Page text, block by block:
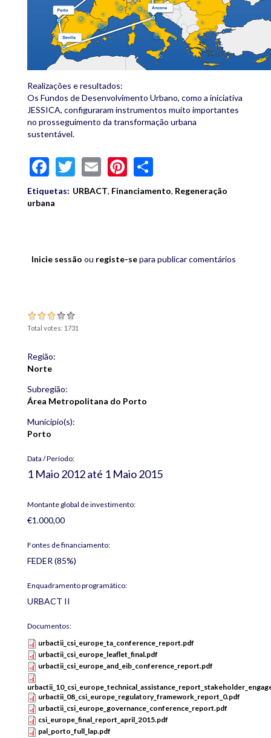
Realizações e resultados:
Os Fundos de Desenvolvimento Urbano, como a iniciativa
JESSICA, configuraram instrumentos muito importantes
no prosseguimento da transformação urbana
sustentável.
Facebook
Twitter
EmailPinterest
Etiquetas: URBACT, Financiamento, Regeneração
urbana
Inicie sessão ou registe-separa publicar comentários
Total votes: 1731
Região:
Norte
Subregião:
Área Metropolitana do Porto
Município(s):
Porto
Data / Período:
1 Maio 2012até 1 Maio 2015
Montante global de investimento:
€1.000,00
Fontes de financiamento:
FEDER (85%)
Enquadramento programático:
URBACT II
Documentos:
urbactii_csi_europe_ta_conference_report.pdf
urbactii_csi_europe_leaflet_final.pdf
urbactii_csi_europe_and_eib_conference_report.pdf
urbactii_08_csi_europe_regulatory_framework_report_0.pdf
urbactii_csi_europe_governance_conference_report.pdf
csi_europe_final_report_april_2015.pdf
pal_porto_full_lap.pdf